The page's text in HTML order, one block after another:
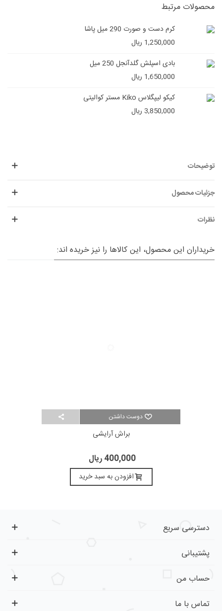
محصولات مرتبط
کرم دست و صورت 290 میل پاشا
1,250,000 ریال
بادی اسپلش گلدآنجل 250 میل
1,650,000 ریال
کیکو لیپگلاس Kiko مستر کوالیتی
3,850,000 ریال
توضیحات
جزئیات محصول
نظرات
خریداران این محصول، این کالاها را نیز خریده اند:
دوست داشتن
براش آرایشی
400,000 ریال
افزودن به سبد خرید
دسترسی سریع
پشتیبانی
حساب من
تماس با ما